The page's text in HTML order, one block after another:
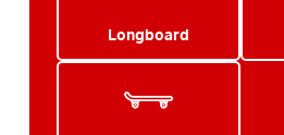
Longboard